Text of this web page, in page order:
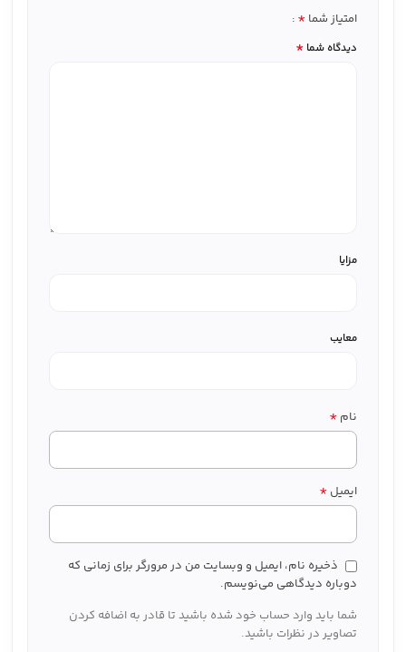
امتیاز شما *
دیدگاه شما *
مزایا
معایب
نام *
ایمیل *
ذخیره نام، ایمیل و وبسایت من در مرورگر برای زمانی که
دوباره دیدگاهی می‌نویسم.
شما باید وارد حساب خود شده باشید تا قادر به اضافه کردن
تصاویر در نظرات باشید.